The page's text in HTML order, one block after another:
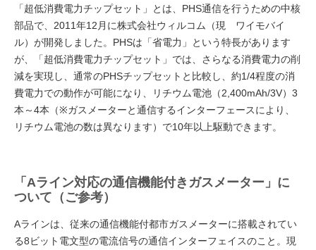
「超低消費電力チップセット」とは、PHS通信を行うための中核
部品で、2011年12月に株式会社ウィルコム（現 ワイモバイ
ル）が開発しました。PHSは「省電力」という特長があります
が、「超低消費電力チップセット」では、さらなる消費電力の削
減を実現し、通常のPHSチップセットと比較し、約1/4程度の消
費電力での動作が可能になり、リチウム電池（2,400mAh/3V）3
本～4本（※ガスメーターと通信するインターフェースにより、
リチウム電池の数は異なります）で10年以上駆動できます。
「Aライン対応の通信機能付きガスメーター」に
ついて（ご参考）
Aラインは、従来の通信機能付都市ガスメーターに搭載されてい
る8ビット電文型の電流信号の通信インターフェイスのこと。現